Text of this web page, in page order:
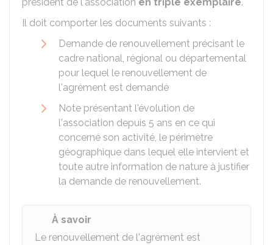
Il doit comporter les documents suivants :
Demande de renouvellement précisant le
cadre national, régional ou départemental
pour lequel le renouvellement de
l'agrément est demandé
Note présentant l'évolution de
l'association depuis 5 ans en ce qui
concerné son activité, le périmètre
géographique dans lequel elle intervient et
toute autre information de nature à justifier
la demande de renouvellement.
À savoir
Le renouvellement de l'agrément est